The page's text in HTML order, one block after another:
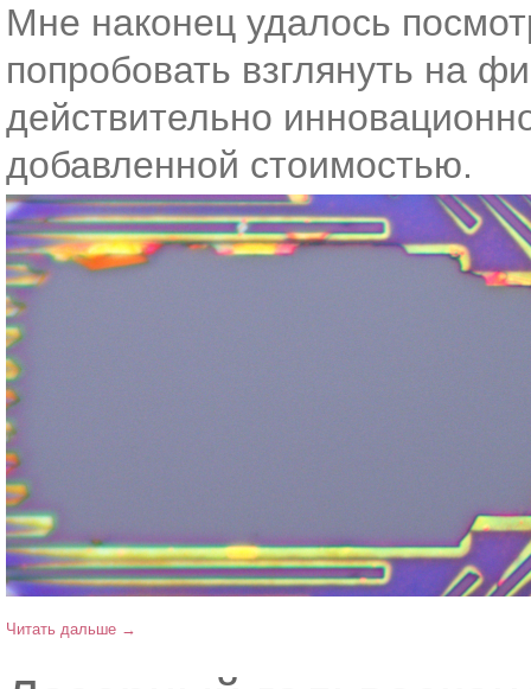
Мне наконец удалось
попробовать взглянуть на
действительно
добавленной стоимостью.
Читать дальше →